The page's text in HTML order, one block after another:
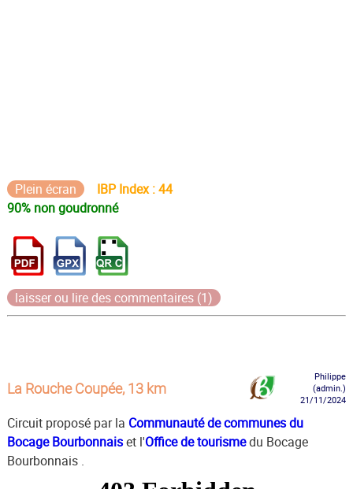
Plein écran
IBP Index : 44
90% non goudronné
laisser ou lire des commentaires (1)
La Rouche Coupée, 13 km
Philippe
(admin.)
21/11/2024
Circuit proposé par la Communauté de communes du
Bocage Bourbonnaiset l'Office de tourismedu Bocage
Bourbonnais .